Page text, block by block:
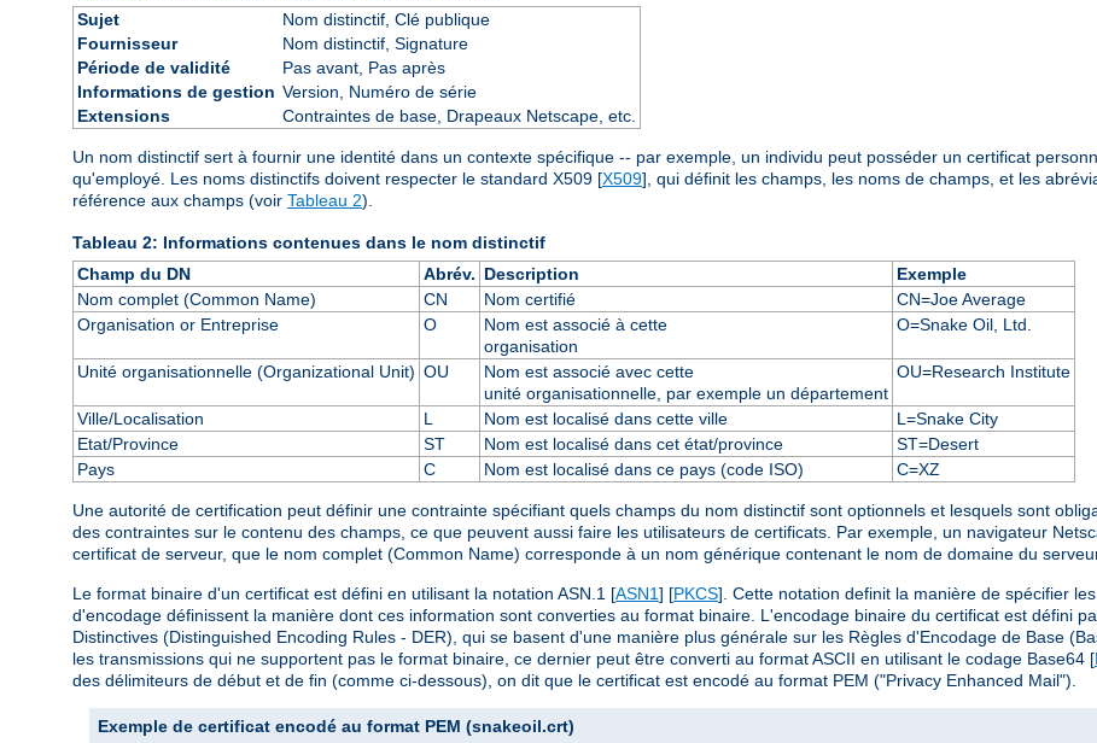
Sujet
Nom distinctif, Clé publique
Fournisseur
Nom distinctif, Signature
Période de validité
Pas avant, Pas après
Informations de gestion Version, Numéro de série
Extensions
Contraintes de base, Drapeaux Netscape, etc.
Un nom distinctif sert à fournir une identité dans un contexte spécifique -- par exemple, un individu peut posséder un certificat
qu'employé. Les noms distinctifs doivent respecter le standard X509 [X509], qui définit les champs, les noms de champs, et les
référence aux champs (voir Tableau 2).
Tableau 2: Informations contenues dans le nom distinctif
Champ du DN
Abrév. Description
Exemple
Nom complet (Common Name)
CN Nom certifié
CN=Joe Average
Organisation or Entreprise
O
Nom est associé à cette
organisation
O=Snake Oil, Ltd.
Unité organisationnelle (Organizational Unit) OU
Nom est associé avec cette
unité organisationnelle, par exemple un département
OU=Research Institute
Ville/Localisation L Nom est localisé dans cette ville
L=Snake City
Etat/Province
ST Nom est localisé dans cet état/province
ST=Desert
Pays
C Nom est localisé dans ce pays (code ISO) C=XZ
Une autorité de certification peut définir une contrainte spécifiant quels champs du nom distinctif sont optionnels et lesquels sont
des contraintes sur le contenu des champs, ce que peuvent aussi faire les utilisateurs de certificats. Par exemple, un navigateur
certificat de serveur, que le nom complet (Common Name) corresponde à un nom générique contenant le nom de domaine du
Le format binaire d'un certificat est défini en utilisant la notation ASN.1 [ASN1] [PKCS]. Cette notation definit la manière de spécifier
d'encodage définissent la manière dont ces information sont converties au format binaire. L'encodage binaire du certificat est défini
Distinctives (Distinguished Encoding Rules - DER), qui se basent d'une manière plus générale sur les Règles d'Encodage de Base
les transmissions qui ne supportent pas le format binaire, ce dernier peut être converti au format ASCII en utilisant le codage Base64 [
des délimiteurs de début et de fin (comme ci-dessous), on dit que le certificat est encodé au format PEM ("Privacy Enhanced Mail").
Exemple de certificat encodé au format PEM (snakeoil.crt)